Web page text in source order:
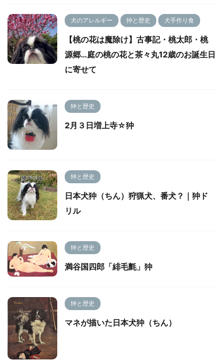
犬のアレルギー 狆と歴史 犬手作り食
【桃の花は魔除け】古事記・桃太郎・桃
源郷…庭の桃の花と茶々丸12歳のお誕生日
に寄せて
狆と歴史
2月３日増上寺☆狆
狆と歴史
日本犬狆（ちん）狩猟犬、番犬？｜狆ド
リル
狆と歴史
満谷国四郎「緋毛氈」狆
狆と歴史
マネが描いた日本犬狆（ちん）